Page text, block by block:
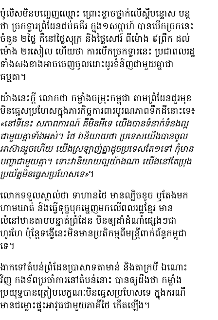
ប៉ូលិស​មិន​បញ្ចេញ​ឈ្មោះ ព្រោះ​ខ្លាច​ថ្នាក់​លើ​ស្តី​បន្ទោស បន្ត​
ថា ច្រក​ទ្វារ​ព្រំដែន​ជប់គគីរ ក្នុង​១​សប្ដាហ៍ បាន​បើក​ច្រក​នេះ​
ចំនួន ២​ថ្ងៃ គឺ​នៅ​ថ្ងៃ​សុក្រ និង​ថ្ងៃ​សៅរ៍ ពី​ម៉ោង ៩​ព្រឹក ដល់​
ម៉ោង ២​រសៀល ហើយ​ថា ការ​បើក​ច្រក​ទ្វារ​នេះ ប្រជាពលរដ្ឋ​
ទាំង​សង​ខាង​អាច​ចេញ​ចូល​ដោះ​ដូរ​ទំនិញ​ជាមួយ​គ្នា​ជា​
ធម្មតា។
យ៉ាង​នេះ​ក្តី លោក​ថា កម្លាំង​ចម្រុះ​កម្ពុជា តាម​ព្រំដែន​ជួរ​មុខ
មិន​ធ្វេសប្រហែស​ក្នុង​ភារកិច្ច​ការពារ​បូរណភាព​ទឹកដី​នោះ​ទេ៖
«នៅ​ទី​នេះ សភាពការណ៍ គឺ​មិន​អី​ទេ យើង​បាន​ទំនាក់​ទំនង​ល្អ​
ជាមួយ​គ្នា​ទាំង​អស់។ ថៃ វា​និយាយ​ថា ប្រទេស​យើង​បាន​ចូល​
អាស៊ាន​រួច​ហើយ យើង​ស្រឡាញ់​គ្នា​ដូច​ប្រទេស​តែ​១​ទៅ កុំ​មាន​
បញ្ហា​ជាមួយ​គ្នា។ ទោះ​វា​និយាយ​ល្អ​យ៉ាង​ណា យើង​នៅ​តែ​ប្រុង​
ប្រយ័ត្ន​មិន​ធ្វេសប្រហែស​ទេ»។
លោក​ទទួល​ស្គាល់​ថា ទាហាន​ថៃ មាន​ល្បិច​ខូច ឬ​តែង​មក​
ហាម​ឃាត់ និង​ធ្វើ​ទុក្ខ​បុក​ម្នេញ​មក​លើ​ពលរដ្ឋ​ខ្មែរ មាន​
លំនៅឋាន​តាម​បន្ទាត់​ព្រំដែន មិន​ឲ្យ​ដាំ​ដំណាំ​ផ្សេងៗ​ជា​
ហូរហែ ប៉ុន្តែ​ទង្វើ​នេះ​មិន​មាន​ប្រតិកម្ម​ពី​មន្ត្រី​ពាក់ព័ន្ធ​កម្ពុជា
ទេ។
ងាក​ទៅ​តំបន់​ព្រំដែន​ប្រាសាទ​តាមាន់ និង​តាក្របី ឯ​ណោះ​
វិញ កងទ័ព​ប្រចាំ​ការ​នៅ​តំបន់​នោះ បាន​ឲ្យ​ដឹង​ថា កម្លាំង​
ប្រយុទ្ធ​បាន​ត្រៀម​លក្ខណៈ​មិន​ធ្វេសប្រហែស​ទេ ក្នុង​ករណី​
មាន​ជម្លោះ​ផ្ទុះ​អាវុធ​ជាមួយ​ភាគី​ថៃ កើត​ឡើង។